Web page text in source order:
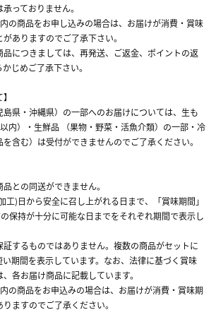
っておりません。
の商品をお申し込みの場合は、お届けが消費・賞味
ありますのでご了承下さい。
につきましては、再発送、ご返金、ポイントの返
じめご了承下さい。
県・沖縄県）の一部へのお届けについては、生も
内）・生鮮品 （果物・野菜・活魚介類）の一部・冷
含む）は受付ができませんのでご了承ください。
との同送ができません。
)日から安全に召し上がれる日まで、「賞味期間」
保持が十分に可能な日までをそれぞれ期間で表示し
するものではありません。複数の商品がセットに
期間を表示しています。なお、法律に基づく賞味
、各お届け商品に記載しています。
の商品をお申込みの場合は、お届けが消費・賞味期
ますのでご了承ください。